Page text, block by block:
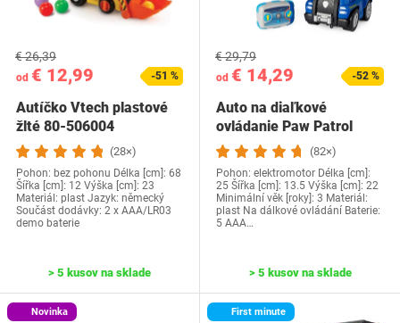
od € 12,99
€ 26,39
-51 %
Autíčko Vtech plastové
žlté 80-506004
(28×)
Pohon: bez pohonu Délka [cm]: 68
Šířka [cm]: 12 Výška [cm]: 23
Materiál: plast Jazyk: německý
Součást dodávky: 2 x AAA/LR03
demo baterie
> 5 kusov na sklade
od € 14,29
€ 29,79
-52 %
Auto na diaľkové
ovládanie Paw Patrol
Polícia
(82×)
Pohon: elektromotor Délka [cm]:
25 Šířka [cm]: 13.5 Výška [cm]: 22
Minimální věk [roky]: 3 Materiál:
plast Na dálkové ovládání Baterie:
5 AAA…
> 5 kusov na sklade
Novinka First minute